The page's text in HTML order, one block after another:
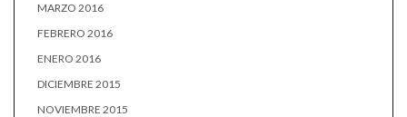
MARZO 2016
FEBRERO 2016
ENERO 2016
DICIEMBRE 2015
NOVIEMBRE 2015